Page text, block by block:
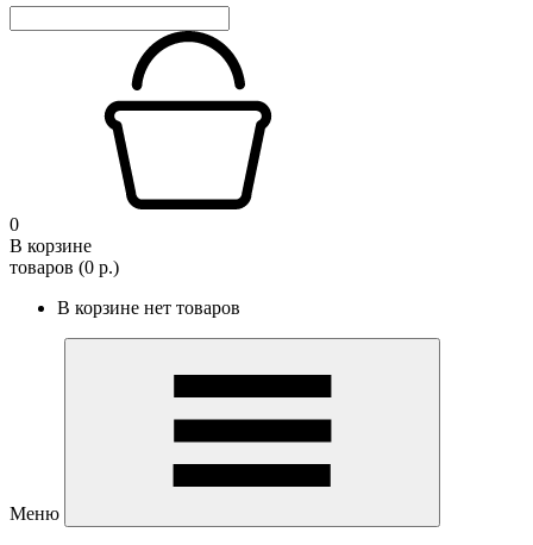
0
В корзине
товаров (0 р.)
В корзине нет товаров
Меню